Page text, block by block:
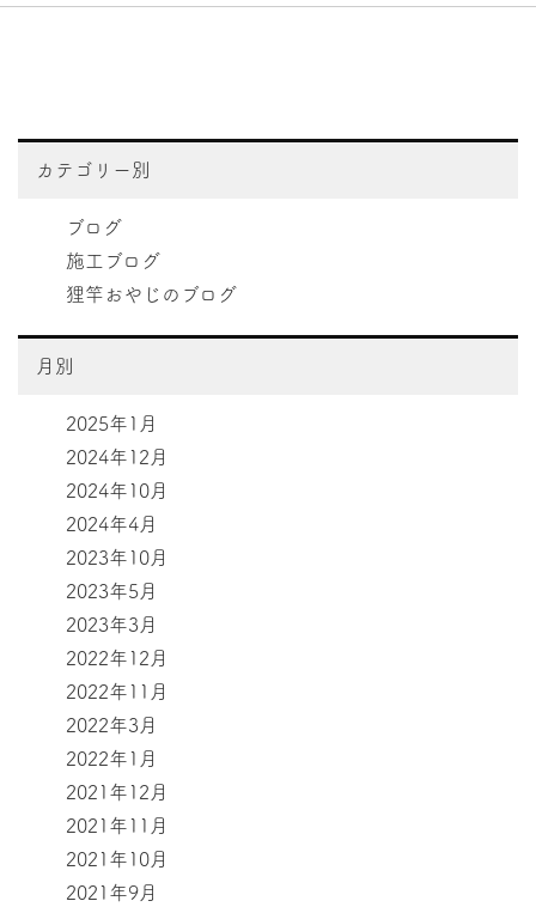
カテゴリー別
ブログ
施工ブログ
狸竿おやじのブログ
月別
2025年1月
2024年12月
2024年10月
2024年4月
2023年10月
2023年5月
2023年3月
2022年12月
2022年11月
2022年3月
2022年1月
2021年12月
2021年11月
2021年10月
2021年9月